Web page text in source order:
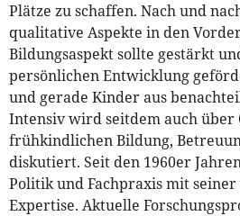
Plätze zu schaffen. Nach und
qualitative Aspekte in den
Bildungsaspekt sollte gestärkt
persönlichen Entwicklung
und gerade Kinder aus
Intensiv wird seitdem auch über
frühkindlichen Bildung,
diskutiert. Seit den 1960er
Politik und Fachpraxis mit
Expertise. Aktuelle